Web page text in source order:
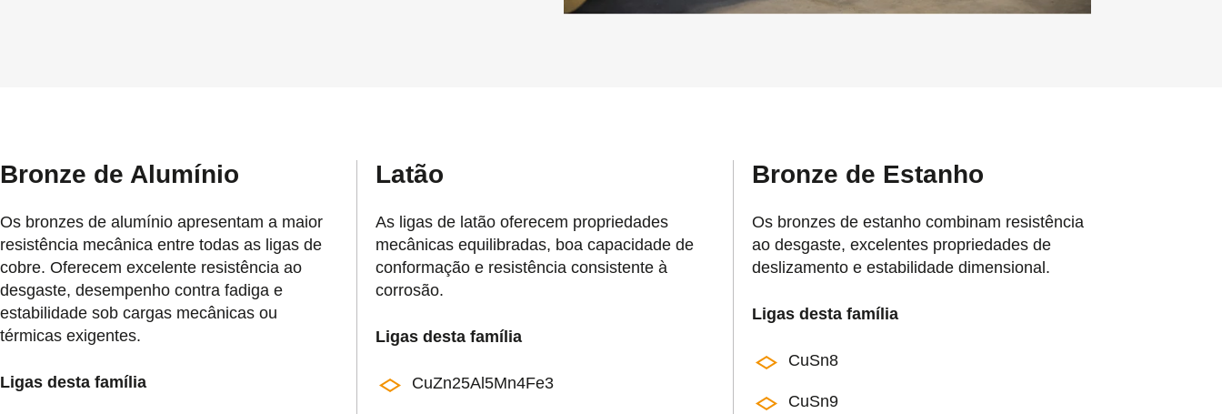
Bronze de Alumínio
Os bronzes de alumínio apresentam a maior
resistência mecânica entre todas as ligas de
cobre. Oferecem excelente resistência ao
desgaste, desempenho contra fadiga e
estabilidade sob cargas mecânicas ou
térmicas exigentes.
Ligas desta família
Latão
As ligas de latão oferecem propriedades
mecânicas equilibradas, boa capacidade de
conformação e resistência consistente à
corrosão.
Ligas desta família
CuZn25Al5Mn4Fe3
Bronze de Estanho
Os bronzes de estanho combinam resistência
ao desgaste, excelentes propriedades de
deslizamento e estabilidade dimensional.
Ligas desta família
CuSn8
CuSn9